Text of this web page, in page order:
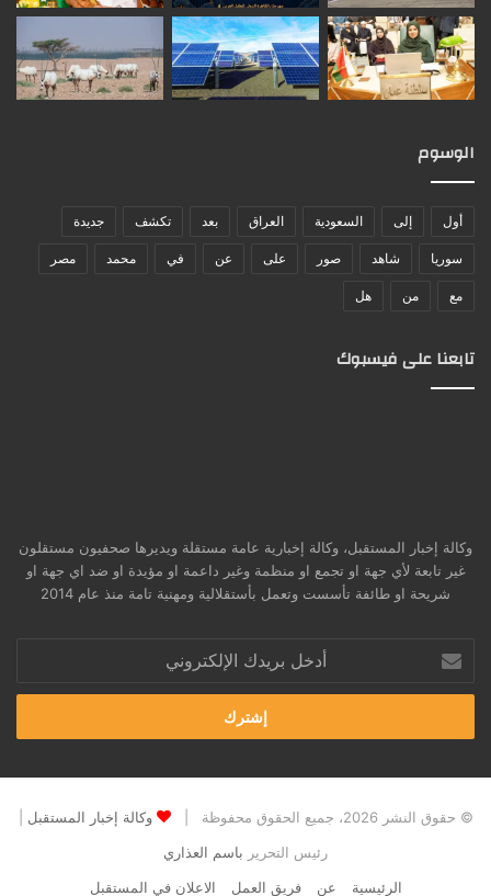
الوسوم
أول إلى السعودية العراق بعد تكشف جديدة
سوريا شاهد صور على عن في محمد مصر
مع من هل
تابعنا على فيسبوك
وكالة إخبار المستقبل، وكالة إخبارية عامة مستقلة ويديرها صحفيون مستقلون
غير تابعة لأي جهة او تجمع او منظمة وغير داعمة او مؤيدة او ضد اي جهة او
شريحة او طائفة تأسست وتعمل بأستقلالية ومهنية تامة منذ عام 2014
بريدك
الإلكتروني
© حقوق النشر 2026، جميع الحقوق محفوظة | وكالة إخبار المستقبل
رئيس التحرير باسم العذاري
الرئيسية
عن فريق العمل الاعلان في المستقبل